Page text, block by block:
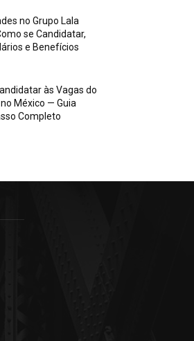
no Grupo Lala
se Candidatar,
e Benefícios
às Vagas do
México — Guia
Completo